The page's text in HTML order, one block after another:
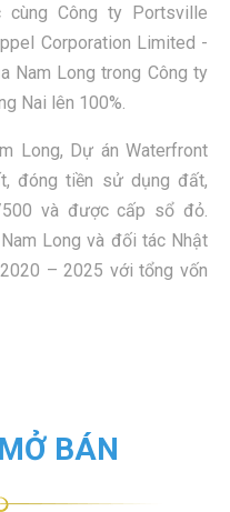
cùng Công ty Portsville
Corporation Limited -
Nam Long trong Công ty
Nai lên 100%.
Long, Dự án Waterfront
đóng tiền sử dụng đất,
và được cấp sổ đỏ.
Long và đối tác Nhật
– 2025 với tổng vốn
BÁN